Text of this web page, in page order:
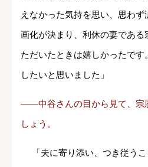
えなかった気持を思い、思わ
画化が決まり、利休の妻である
ただいたときは嬉しかったです
したいと思いました」
――中谷さんの目から見て、宗
しょう。
「夫に寄り添い、つき従うこ